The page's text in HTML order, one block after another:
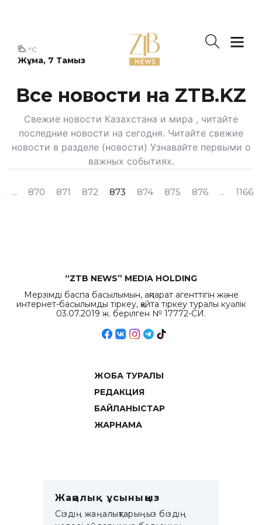
Жұма, 7 Тамыз
°C
Все новости на ZTB.KZ
Свежие новости Казахстана и мира , читайте
последние новости на сегодня. Читайте свежие
новости в разделе (новости) Узнавайте первыми о
важных событиях.
... 870 871 872 873 874 875 876 ... 1166
“ZTB NEWS” MEDIA HOLDING
Мерзімді баспа басылымын, ақпарат агенттігін және
интернет-басылымды тіркеу, қайта тіркеу туралы куәлік
03.07.2019 ж. берілген № 17772-СИ.
ЖОБА ТУРАЛЫ
РЕДАКЦИЯ
БАЙЛАНЫСТАР
ЖАРНАМА
Жаңалық ұсыныңыз
Сіздің жаңалықтарыңыз біздің